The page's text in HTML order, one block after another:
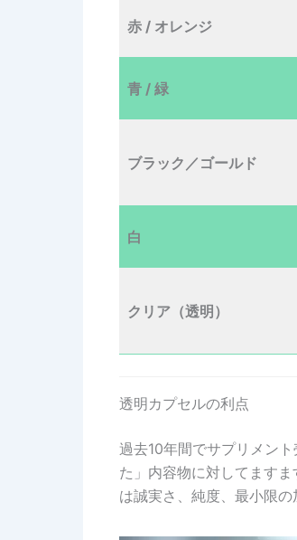
赤 / オレンジ
青 / 緑
ブラック／ゴールド
白
クリア（透明）
透明カプセルの利点
過去10年間でサプリメン
た」内容物に対してます
は誠実さ、純度、最小限